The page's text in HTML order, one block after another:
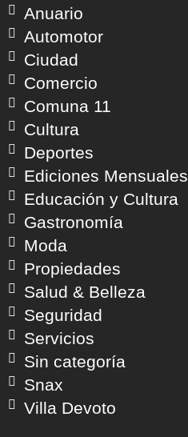
Anuario
Automotor
Ciudad
Comercio
Comuna 11
Cultura
Deportes
Ediciones Mensuales
Educación y Cultura
Gastronomía
Moda
Propiedades
Salud & Belleza
Seguridad
Servicios
Sin categoría
Snax
Villa Devoto